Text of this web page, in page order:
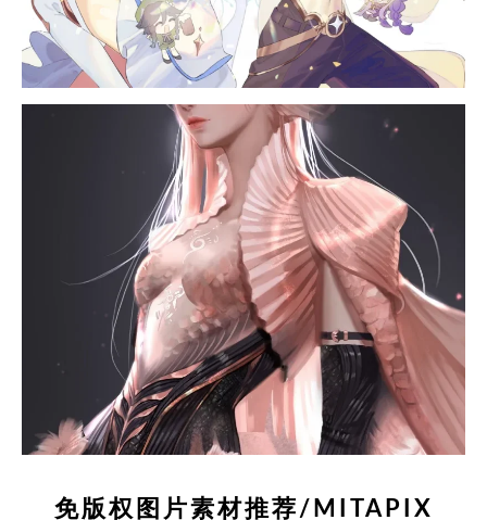
免版权图片素材推荐/MITAPIX